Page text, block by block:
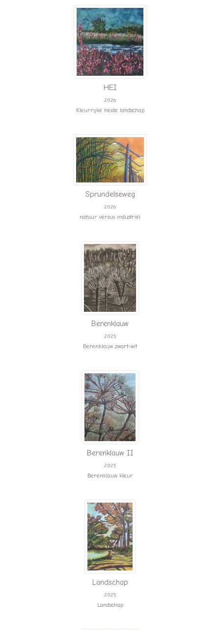
HEI
2026
Kleurrijke heide landschap
Sprundelseweg
2026
natuur versus industriël
Berenklauw
2025
Berenklauw zwart-wit
Berenklauw II
2025
Berenklauw kleur
Landschap
2025
Landschap